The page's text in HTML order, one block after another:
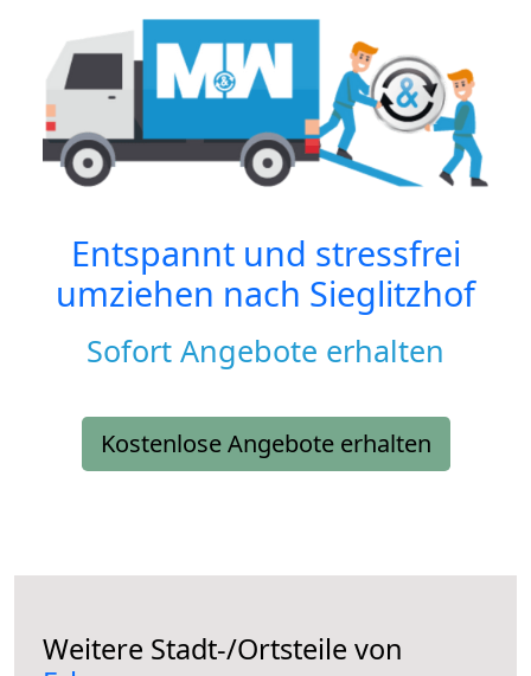
Entspannt und stressfrei
umziehen nach Sieglitzhof
Sofort Angebote erhalten
Kostenlose Angebote erhalten
Weitere Stadt-/Ortsteile von